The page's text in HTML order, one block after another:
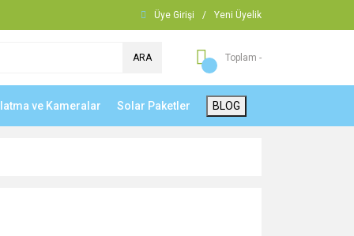
Üye Girişi / Yeni Üyelik
ARA Toplam -
ve Kameralar Solar Paketler BLOG